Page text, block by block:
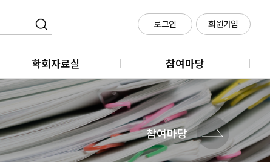
로그인 회원가입
학회자료실
학회지
학술대회
메타시티포럼
정책세미나
참여마당
클라우드 회의실 신청
참여마당